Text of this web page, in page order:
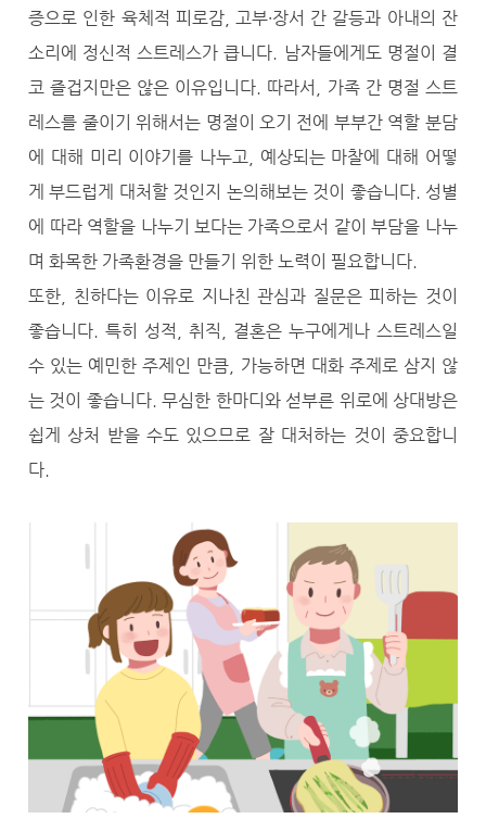
증으로 인한 육체적 피로감, 고부∙장서 간 갈등과 아내의 잔
소리에 정신적 스트레스가 큽니다. 남자들에게도 명절이 결
코 즐겁지만은 않은 이유입니다. 따라서, 가족 간 명절 스트
레스를 줄이기 위해서는 명절이 오기 전에 부부간 역할 분담
에 대해 미리 이야기를 나누고, 예상되는 마찰에 대해 어떻
게 부드럽게 대처할 것인지 논의해보는 것이 좋습니다. 성별
에 따라 역할을 나누기 보다는 가족으로서 같이 부담을 나누
며 화목한 가족환경을 만들기 위한 노력이 필요합니다.
또한, 친하다는 이유로 지나친 관심과 질문은 피하는 것이
좋습니다. 특히 성적, 취직, 결혼은 누구에게나 스트레스일
수 있는 예민한 주제인 만큼, 가능하면 대화 주제로 삼지 않
는 것이 좋습니다. 무심한 한마디와 섣부른 위로에 상대방은
쉽게 상처 받을 수도 있으므로 잘 대처하는 것이 중요합니
다.